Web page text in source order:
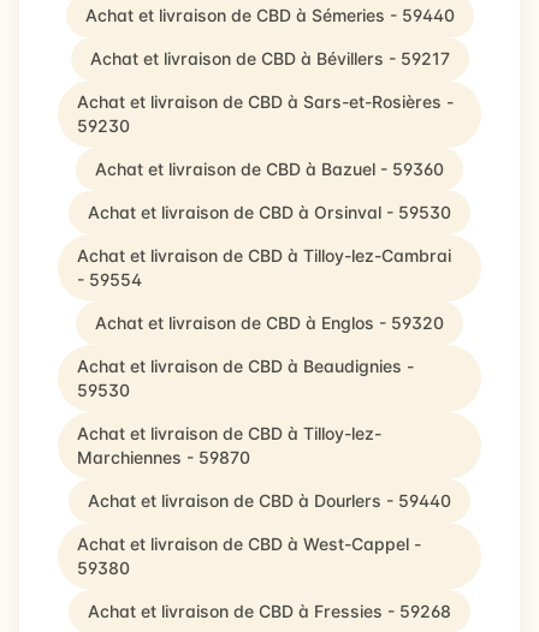
Achat et livraison de CBD à Sémeries - 59440
Achat et livraison de CBD à Bévillers - 59217
Achat et livraison de CBD à Sars-et-Rosières -
59230
Achat et livraison de CBD à Bazuel - 59360
Achat et livraison de CBD à Orsinval - 59530
Achat et livraison de CBD à Tilloy-lez-Cambrai
- 59554
Achat et livraison de CBD à Englos - 59320
Achat et livraison de CBD à Beaudignies -
59530
Achat et livraison de CBD à Tilloy-lez-
Marchiennes - 59870
Achat et livraison de CBD à Dourlers - 59440
Achat et livraison de CBD à West-Cappel -
59380
Achat et livraison de CBD à Fressies - 59268